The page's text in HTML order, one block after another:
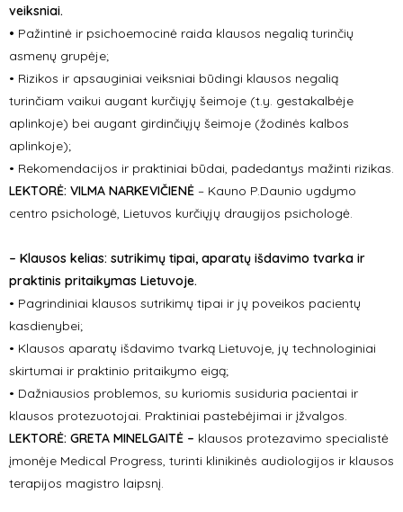
veiksniai.
• Pažintinė ir psichoemocinė raida klausos negalią turinčių
asmenų grupėje;
• Rizikos ir apsauginiai veiksniai būdingi klausos negalią
turinčiam vaikui augant kurčiųjų šeimoje (t.y. gestakalbėje
aplinkoje) bei augant girdinčiųjų šeimoje (žodinės kalbos
aplinkoje);
• Rekomendacijos ir praktiniai būdai, padedantys mažinti rizikas.
LEKTORĖ: VILMA NARKEVIČIENĖ – Kauno P.Daunio ugdymo
centro psichologė, Lietuvos kurčiųjų draugijos psichologė.
– Klausos kelias: sutrikimų tipai, aparatų išdavimo tvarka ir
praktinis pritaikymas Lietuvoje.
• Pagrindiniai klausos sutrikimų tipai ir jų poveikos pacientų
kasdienybei;
• Klausos aparatų išdavimo tvarką Lietuvoje, jų technologiniai
skirtumai ir praktinio pritaikymo eigą;
• Dažniausios problemos, su kuriomis susiduria pacientai ir
klausos protezuotojai. Praktiniai pastebėjimai ir įžvalgos.
LEKTORĖ: GRETA MINELGAITĖ – klausos protezavimo specialistė
įmonėje Medical Progress, turinti klinikinės audiologijos ir klausos
terapijos magistro laipsnį.